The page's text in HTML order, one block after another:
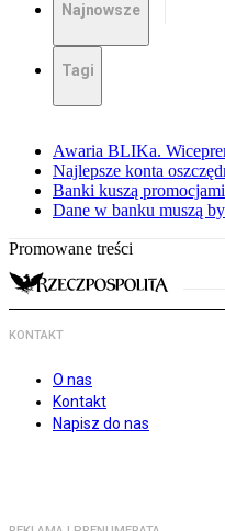
Najnowsze
Tagi
Awaria BLIKa.
Najlepsze konta
Banki kuszą
Dane w banku muszą
Promowane treści
KONTAKT
O nas
Kontakt
Napisz do nas